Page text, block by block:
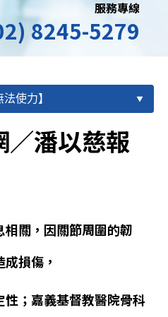
服務專線
8245-5279
／潘以慈報
關，因關節周圍的韌
損傷，
；嘉義基督教醫院骨科